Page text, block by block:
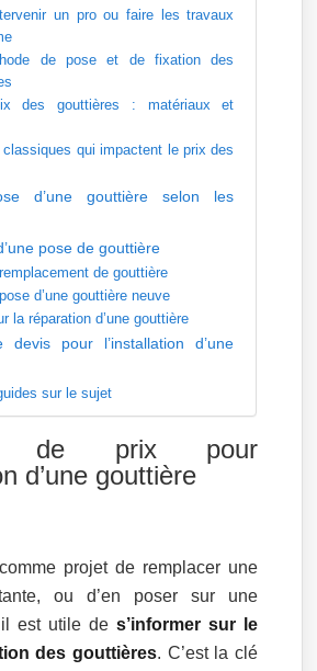
un pro ou faire les travaux
de pose et de fixation des
des gouttières : matériaux et
classiques qui impactent le prix des
d’une gouttière selon les
pose de gouttière
de gouttière
d’une gouttière neuve
la réparation d’une gouttière
devis pour l’installation d’une
sur le sujet
de prix pour
d’une gouttière
projet de remplacer une
ou d’en poser sur une
est utile de s’informer sur le
des gouttières. C’est la clé